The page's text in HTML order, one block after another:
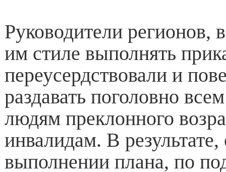
Руководители регионов,
им стиле выполнять
переусердствовали и
раздавать поголовно
людям преклонного
инвалидам. В результате,
выполнении плана, по